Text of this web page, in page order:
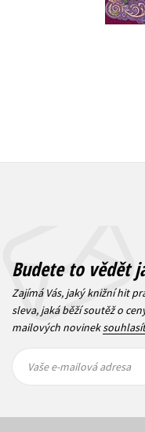
Budete to vědět
Zajímá Vás, jaký knižní hit
sleva, jaká běží soutěž o
mailových novinek
mailová
mailová
Vaše e-mailová adresa